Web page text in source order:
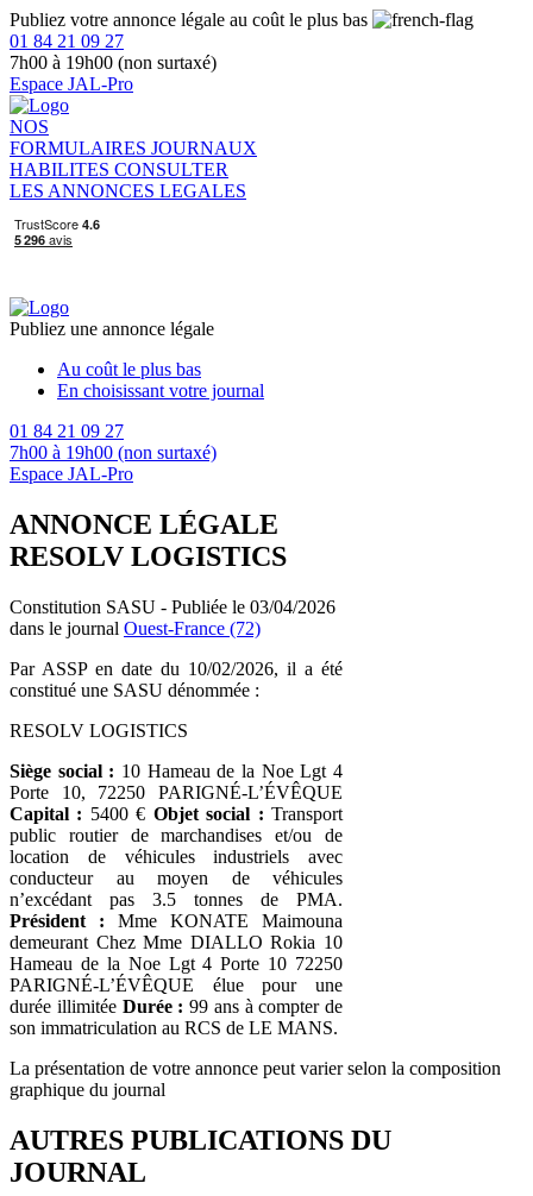
Publiez votre annonce légale au coût le plus bas
01 84 21 09 27
7h00 à 19h00 (non surtaxé)
Espace JAL-Pro
NOS
FORMULAIRES JOURNAUX
HABILITES CONSULTER
LES ANNONCES LEGALES
Publiez une annonce légale
Au coût le plus bas
En choisissant votre journal
01 84 21 09 27
7h00 à 19h00 (non surtaxé)
Espace JAL-Pro
ANNONCE LÉGALE
RESOLV LOGISTICS
Constitution SASU - Publiée le 03/04/2026
dans le journal Ouest-France (72)
Par ASSP en date du 10/02/2026, il a été
constitué une SASU dénommée :
RESOLV LOGISTICS
Siège social : 10 Hameau de la Noe Lgt 4
Porte 10, 72250 PARIGNÉ-L’ÉVÊQUE
Capital : 5400 € Objet social : Transport
public routier de marchandises et/ou de
location de véhicules industriels avec
conducteur au moyen de véhicules
n’excédant pas 3.5 tonnes de PMA.
Président : Mme KONATE Maimouna
demeurant Chez Mme DIALLO Rokia 10
Hameau de la Noe Lgt 4 Porte 10 72250
PARIGNÉ-L’ÉVÊQUE élue pour une
durée illimitée Durée : 99 ans à compter de
son immatriculation au RCS de LE MANS.
La présentation de votre annonce peut varier selon la composition
graphique du journal
AUTRES PUBLICATIONS DU
JOURNAL